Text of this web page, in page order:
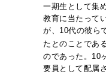
一期生として集
教育に当たって
が、10代の彼ら
たとのことであ
のであった。10
要員として配属